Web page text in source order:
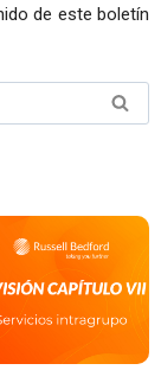
de este boletín